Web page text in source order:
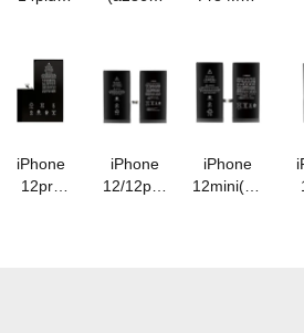
3.86v/4850mah
超高容量
A级钴电
池
A级钴电
池
3.85v/4650mah
超高容量
A 级钴电
池
iPhone
12pro
iPhone
12/12pro
iPhone
12mini(a2471)